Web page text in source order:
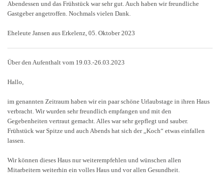
Abendessen und das Frühstück war sehr gut. Auch haben wir freundliche
Gastgeber angetroffen. Nochmals vielen Dank.
Eheleute Jansen aus Erkelenz, 05. Oktober 2023
Über den Aufenthalt vom 19.03.-26.03.2023
Hallo,
im genannten Zeitraum haben wir ein paar schöne Urlaubstage in ihren Haus
verbracht. Wir wurden sehr freundlich empfangen und mit den
Gegebenheiten vertraut gemacht. Alles war sehr gepflegt und sauber.
Frühstück war Spitze und auch Abends hat sich der „Koch“ etwas einfallen
lassen.
Wir können dieses Haus nur weiterempfehlen und wünschen allen
Mitarbeitern weiterhin ein volles Haus und vor allen Gesundheit.